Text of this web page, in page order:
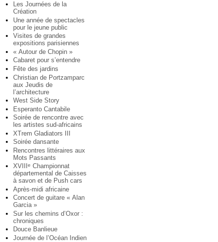
Les Journées de la
Création
Une année de spectacles
pour le jeune public
Visites de grandes
expositions parisiennes
« Autour de Chopin »
Cabaret pour s’entendre
Fête des jardins
Christian de Portzamparc
aux Jeudis de
l’architecture
West Side Story
Esperanto Cantabile
Soirée de rencontre avec
les artistes sud-africains
XTrem Gladiators III
Soirée dansante
Rencontres littéraires aux
Mots Passants
XVIII
e Championnat
départemental de Caisses
à savon et de Push cars
Après-midi africaine
Concert de guitare « Alan
Garcia »
Sur les chemins d’Oxor :
chroniques
Douce Banlieue
Journée de l’Océan Indien